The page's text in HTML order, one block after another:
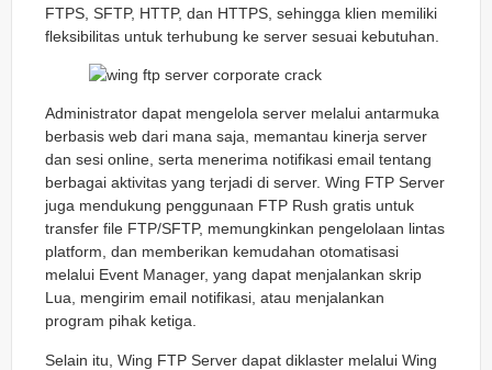
FTPS, SFTP, HTTP, dan HTTPS, sehingga klien memiliki
fleksibilitas untuk terhubung ke server sesuai kebutuhan.
Administrator dapat mengelola server melalui antarmuka
berbasis web dari mana saja, memantau kinerja server
dan sesi online, serta menerima notifikasi email tentang
berbagai aktivitas yang terjadi di server. Wing FTP Server
juga mendukung penggunaan FTP Rush gratis untuk
transfer file FTP/SFTP, memungkinkan pengelolaan lintas
platform, dan memberikan kemudahan otomatisasi
melalui Event Manager, yang dapat menjalankan skrip
Lua, mengirim email notifikasi, atau menjalankan
program pihak ketiga.
Selain itu, Wing FTP Server dapat diklaster melalui Wing